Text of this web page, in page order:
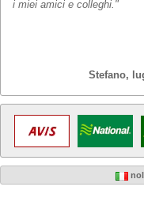
i miei amici e colleghi."
Stefano,